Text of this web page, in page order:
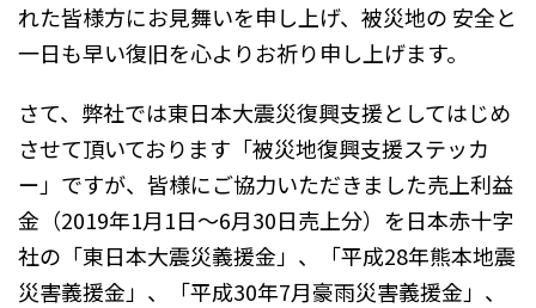
れた皆様方にお見舞いを申し上げ、被災地の 安全と
一日も早い復旧を心よりお祈り申し上げます。
さて、弊社では東日本大震災復興支援としてはじめ
させて頂いております「被災地復興支援ステッカ
ー」ですが、皆様にご協力いただきました売上利益
金（2019年1月1日〜6月30日売上分）を日本赤十字
社の「東日本大震災義援金」、「平成28年熊本地震
災害義援金」、「平成30年7月豪雨災害義援金」、